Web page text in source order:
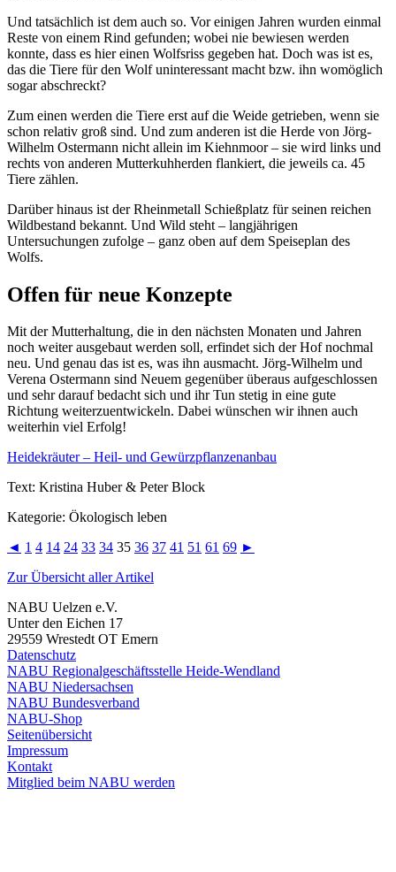
Und tatsächlich ist dem auch so. Vor einigen Jahren wurden einmal
Reste von einem Rind gefunden; wobei nie bewiesen werden
konnte, dass es hier einen Wolfsriss gegeben hat. Doch was ist es,
das die Tiere für den Wolf uninteressant macht bzw. ihn womöglich
sogar abschreckt?
Zum einen werden die Tiere erst auf die Weide getrieben, wenn sie
schon relativ groß sind. Und zum anderen ist die Herde von Jörg-
Wilhelm Ostermann nicht allein im Kiehnmoor – sie wird links und
rechts von anderen Mutterkuhherden flankiert, die jeweils ca. 45
Tiere zählen.
Darüber hinaus ist der Rheinmetall Schießplatz für seinen reichen
Wildbestand bekannt. Und Wild steht – langjährigen
Untersuchungen zufolge – ganz oben auf dem Speiseplan des
Wolfs.
Offen für neue Konzepte
Mit der Mutterhaltung, die in den nächsten Monaten und Jahren
noch weiter ausgebaut werden soll, erfindet sich der Hof nochmal
neu. Und genau das ist es, was ihn ausmacht. Jörg-Wilhelm und
Verena Ostermann sind Neuem gegenüber überaus aufgeschlossen
und sehr darauf bedacht sich und ihr Tun stetig in eine gute
Richtung weiterzuentwickeln. Dabei wünschen wir ihnen auch
weiterhin viel Erfolg!
Heidekräuter – Heil- und Gewürzpflanzenanbau
Text: Kristina Huber & Peter Block
Kategorie: Ökologisch leben
◄ 1 4 14 24 33 34 35 36 37 41 51 61 69 ►
Zur Übersicht aller Artikel
NABU Uelzen e.V.
Unter den Eichen 17
29559 Wrestedt OT Emern
Datenschutz
NABU Regionalgeschäftsstelle Heide-Wendland
NABU Niedersachsen
NABU Bundesverband
NABU-Shop
Seitenübersicht
Impressum
Kontakt
Mitglied beim NABU werden